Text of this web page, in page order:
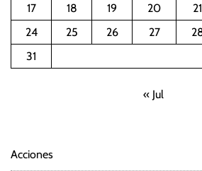
17
18 19 20 21
24
25 26 27
31
« Jul
Acciones